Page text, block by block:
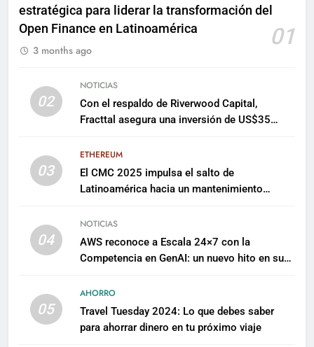
estratégica para liderar la transformación del
Open Finance en Latinoamérica
01
3 months ago
02
NOTICIAS
Con el respaldo de Riverwood Capital,
Fracttal asegura una inversión de US$35
03
ETHEREUM
El CMC 2025 impulsa el salto de
Latinoamérica hacia un mantenimiento
04
NOTICIAS
AWS reconoce a Escala 24×7 con la
Competencia en GenAI: un nuevo hito en su
05
AHORRO
Travel Tuesday 2024: Lo que debes saber
para ahorrar dinero en tu próximo viaje